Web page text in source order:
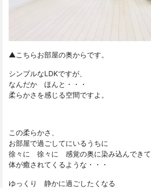
▲こちらお部屋の奥からです。
シンプルなLDKですが、
なんだか ほんと・・・
柔らかさを感じる空間ですよ。
この柔らかさ、
お部屋で過ごしてにいるうちに
徐々に 徐々に 感覚の奥に染み込んできて
体が癒されてくるような・・・
ゆっくり 静かに過ごしたくなる